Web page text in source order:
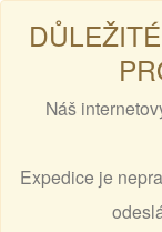
Náš
Expedice je